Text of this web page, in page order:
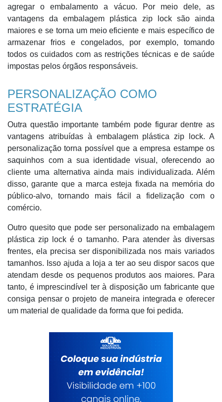
agregar o embalamento a vácuo. Por meio dele, as
vantagens da embalagem plástica zip lock são ainda
maiores e se torna um meio eficiente e mais específico de
armazenar frios e congelados, por exemplo, tomando
todos os cuidados com as restrições técnicas e de saúde
impostas pelos órgãos responsáveis.
PERSONALIZAÇÃO COMO
ESTRATÉGIA
Outra questão importante também pode figurar dentre as
vantagens atribuídas à embalagem plástica zip lock. A
personalização torna possível que a empresa estampe os
saquinhos com a sua identidade visual, oferecendo ao
cliente uma alternativa ainda mais individualizada. Além
disso, garante que a marca esteja fixada na memória do
público-alvo, tornando mais fácil a fidelização com o
comércio.
Outro quesito que pode ser personalizado na embalagem
plástica zip lock é o tamanho. Para atender às diversas
frentes, ela precisa ser disponibilizada nos mais variados
tamanhos. Isso ajuda a loja a ter ao seu dispor sacos que
atendam desde os pequenos produtos aos maiores. Para
tanto, é imprescindível ter à disposição um fabricante que
consiga pensar o projeto de maneira integrada e oferecer
um material de qualidade da forma que foi pedida.